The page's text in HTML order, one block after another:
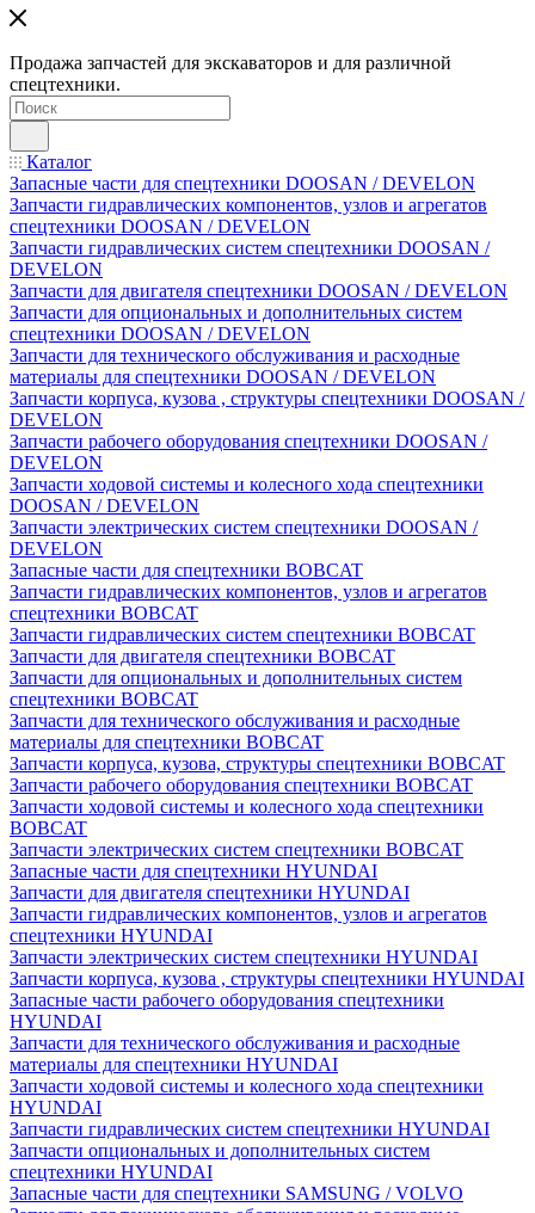
Продажа запчастей для экскаваторов и для различной
спецтехники.
Каталог
Запасные части для спецтехники DOOSAN / DEVELON
Запчасти гидравлических компонентов, узлов и агрегатов
спецтехники DOOSAN / DEVELON
Запчасти гидравлических систем спецтехники DOOSAN /
DEVELON
Запчасти для двигателя спецтехники DOOSAN / DEVELON
Запчасти для опциональных и дополнительных систем
спецтехники DOOSAN / DEVELON
Запчасти для технического обслуживания и расходные
материалы для спецтехники DOOSAN / DEVELON
Запчасти корпуса, кузова , структуры спецтехники DOOSAN /
DEVELON
Запчасти рабочего оборудования спецтехники DOOSAN /
DEVELON
Запчасти ходовой системы и колесного хода спецтехники
DOOSAN / DEVELON
Запчасти электрических систем спецтехники DOOSAN /
DEVELON
Запасные части для спецтехники BOBCAT
Запчасти гидравлических компонентов, узлов и агрегатов
спецтехники BOBCAT
Запчасти гидравлических систем спецтехники BOBCAT
Запчасти для двигателя спецтехники BOBCAT
Запчасти для опциональных и дополнительных систем
спецтехники BOBCAT
Запчасти для технического обслуживания и расходные
материалы для спецтехники BOBCAT
Запчасти корпуса, кузова, структуры спецтехники BOBCAT
Запчасти рабочего оборудования спецтехники BOBCAT
Запчасти ходовой системы и колесного хода спецтехники
BOBCAT
Запчасти электрических систем спецтехники BOBCAT
Запасные части для спецтехники HYUNDAI
Запчасти для двигателя спецтехники HYUNDAI
Запчасти гидравлических компонентов, узлов и агрегатов
спецтехники HYUNDAI
Запчасти электрических систем спецтехники HYUNDAI
Запчасти корпуса, кузова , структуры спецтехники HYUNDAI
Запасные части рабочего оборудования спецтехники
HYUNDAI
Запчасти для технического обслуживания и расходные
материалы для спецтехники HYUNDAI
Запчасти ходовой системы и колесного хода спецтехники
HYUNDAI
Запчасти гидравлических систем спецтехники HYUNDAI
Запчасти опциональных и дополнительных систем
спецтехники HYUNDAI
Запасные части для спецтехники SAMSUNG / VOLVO